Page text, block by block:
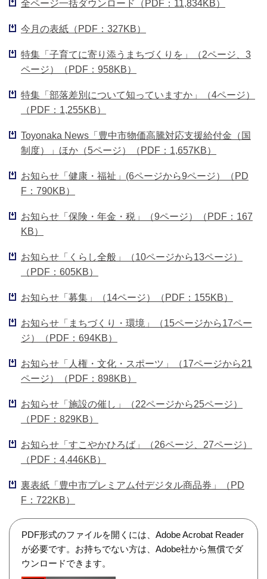
全ページ一括ダウンロード（PDF：11,834KB）
今月の表紙（PDF：327KB）
特集「子育てに寄り添うまちづくりを」（2ページ、3
ページ）（PDF：958KB）
特集「部落差別について知っていますか」（4ページ）
（PDF：1,255KB）
Toyonaka News「豊中市物価高騰対応支援給付金（国
制度）」ほか（5ページ）（PDF：1,657KB）
お知らせ「健康・福祉」(6ページから9ページ）（PD
F：790KB）
お知らせ「保険・年金・税」（9ページ）（PDF：167
KB）
お知らせ「くらし全般」（10ページから13ページ）
（PDF：605KB）
お知らせ「募集」（14ページ）（PDF：155KB）
お知らせ「まちづくり・環境」（15ページから17ペー
ジ）（PDF：694KB）
お知らせ「人権・文化・スポーツ」（17ページから21
ページ）（PDF：898KB）
お知らせ「施設の催し」（22ページから25ページ）
（PDF：829KB）
お知らせ「すこやかひろば」（26ページ、27ページ）
（PDF：4,446KB）
裏表紙「豊中市プレミアム付デジタル商品券」（PD
F：722KB）
PDF形式のファイルを開くには、Adobe Acrobat Reader
が必要です。お持ちでない方は、Adobe社から無償でダ
ウンロードできます。